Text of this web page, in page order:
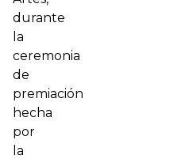
durante
la
ceremonia
de
premiación
hecha
por
la